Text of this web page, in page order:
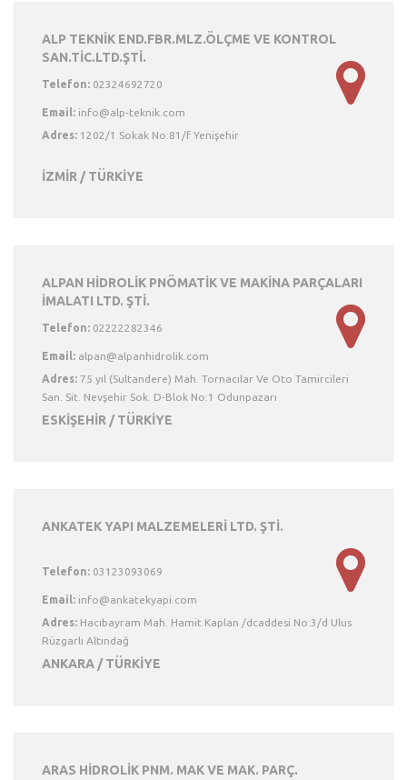
ALP TEKNİK END.FBR.MLZ.ÖLÇME VE KONTROL
SAN.TİC.LTD.ŞTİ.
Telefon: 02324692720
Email:
Adres: 1202/1 Sokak No:81/f Yenişehir
İZMİR / TÜRKİYE
ALPAN HİDROLİK PNÖMATİK VE MAKİNA PARÇALARI
İMALATI LTD. ŞTİ.
Telefon: 02222282346
Email:
Adres: 75.yıl (Sultandere) Mah. Tornacılar Ve Oto Tamircileri
San. Sit. Nevşehir Sok. D-Blok No:1 Odunpazarı
ESKİŞEHİR / TÜRKİYE
ANKATEK YAPI MALZEMELERİ LTD. ŞTİ.
Telefon: 03123093069
Email:
Adres: Hacıbayram Mah. Hamit Kaplan /dcaddesi No:3/d Ulus
Rüzgarlı Altındağ
ANKARA / TÜRKİYE
ARAS HİDROLİK PNM. MAK VE MAK. PARÇ.